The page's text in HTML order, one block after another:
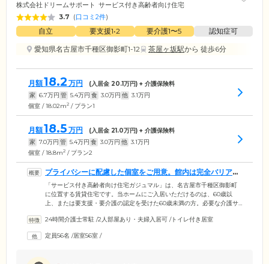
株式会社ドリームサポート サービス付き高齢者向け住宅
3.7 (口コミ2件)
自立 要支援1•2 要介護1〜5
認知症可
愛知県名古屋市千種区御影町1-12
茶屋ヶ坂駅から 徒歩6分
月額18.2 万円 (入居金 20.1万円) + 介護保険料
家 6.7万円 管 5.4万円 食 3.0万円 他 3.1万円
個室 / 18.02m2 / プラン1
月額18.5 万円 (入居金 21.0万円) + 介護保険料
家 7.0万円 管 5.4万円 食 3.0万円 他 3.1万円
個室 / 18.8m2 / プラン2
プライバシーに配慮した個室をご用意。館内は完全バリアフ
リーです
「サービス付き高齢者向け住宅ガジュマル」は、名古屋市千種区御影町
に位置する賃貸住宅です。当ホームにご入居いただけるのは、60歳以
上、または要支援・要介護の認定を受けた60歳未満の方。必要な介護サ
みなさまが住まわれる居室は、プライバシーに配慮した完全個室。各居
適な気温でお過ごしいただけます。さらに建物内は完全バリアフリー設
24時間介護士常駐 /2人部屋あり・夫婦入居可 /トイレ付き居室
定員56名 /居室56室 /